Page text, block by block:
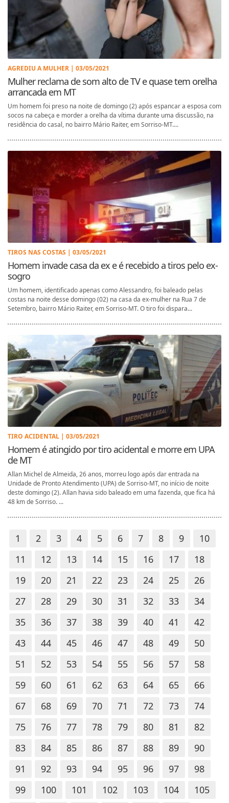
AGREDIU A MULHER | 03/05/2021
Mulher reclama de som alto de TV e quase tem orelha
arrancada em MT
Um homem foi preso na noite de domingo (2) após espancar a esposa com
socos na cabeça e morder a orelha da vítima durante uma discussão, na
residência do casal, no bairro Mário Raiter, em Sorriso-MT....
TIROS NAS COSTAS | 03/05/2021
Homem invade casa da ex e é recebido a tiros pelo ex-
sogro
Um homem, identificado apenas como Alessandro, foi baleado pelas
costas na noite desse domingo (02) na casa da ex-mulher na Rua 7 de
Setembro, bairro Mário Raiter, em Sorriso-MT. O tiro foi dispara...
TIRO ACIDENTAL | 03/05/2021
Homem é atingido por tiro acidental e morre em UPA
de MT
Allan Michel de Almeida, 26 anos, morreu logo após dar entrada na
Unidade de Pronto Atendimento (UPA) de Sorriso-MT, no início de noite
deste domingo (2). Allan havia sido baleado em uma fazenda, que fica há
48 km de Sorriso. ...
1 2 3 4 5 6 7 8 9
10
11
12 13 14 15 16 17
18
19
20 21 22 23 24 25
26
27
28 29 30 31 32 33
34
35
36 37 38 39 40 41
42
43
44 45 46 47 48 49
50
51
52 53 54 55 56 57
58
59
60 61 62 63 64 65
66
67
68 69 70 71 72 73
74
75
76 77 78 79 80 81
82
83
84 85 86 87 88 89
90
91
92 93 94 95 96 97
98
99
100 101 102 103 104
105